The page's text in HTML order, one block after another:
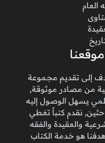
العام
إلى تقديم مجموعة
من مصادر موثوقة,
يسهل الوصول إليه
نقدم كتباً تغطي
والعقيدة والفقه
هو خدمة الكتاب